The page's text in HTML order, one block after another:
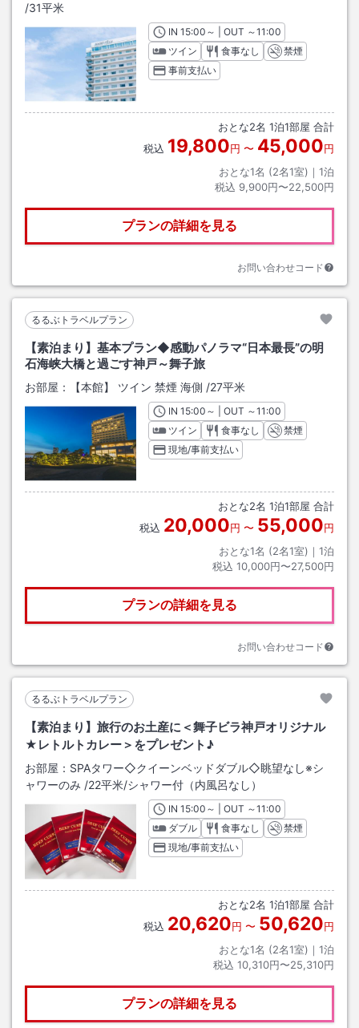
/31平米
INチェックイン
15:00 ～ | OUT チェックアウト
～11:00
ツイン
食事なし
禁煙
事前支払い
おとな2名 1泊1部屋 合計
税込 19,800円 〜 45,000円
おとな1名 (2名1室)｜ 1泊
税込 9,900円〜22,500円
プランの詳細を見る
お問い合わせコード
るるぶトラベルプラン
【素泊まり】基本プラン◆感動パノラマ“日本最長”の明
石海峡大橋と過ごす神戸～舞子旅
お部屋： 【本館】 ツイン 禁煙 海側 /27平米
INチェックイン
15:00 ～ | OUT チェックアウト
～11:00
ツイン
食事なし
禁煙
現地/事前支払い
おとな2名 1泊1部屋 合計
税込 20,000円 〜 55,000円
おとな1名 (2名1室)｜ 1泊
税込 10,000円〜27,500円
プランの詳細を見る
お問い合わせコード
るるぶトラベルプラン
【素泊まり】旅行のお土産に＜舞子ビラ神戸オリジナル
★レトルトカレー＞をプレゼント♪
お部屋： SPAタワー◇クイーンベッドダブル◇眺望なし※シ
ャワーのみ /22平米/シャワー付（内風呂なし）
INチェックイン
15:00 ～ | OUT チェックアウト
～11:00
ダブル
食事なし
禁煙
現地/事前支払い
おとな2名 1泊1部屋 合計
税込 20,620円 〜 50,620円
おとな1名 (2名1室)｜ 1泊
税込 10,310円〜25,310円
プランの詳細を見る